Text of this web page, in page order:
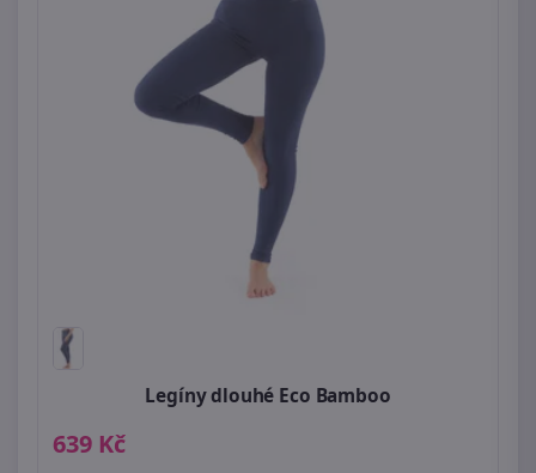
Legíny dlouhé Eco Bamboo
639 Kč